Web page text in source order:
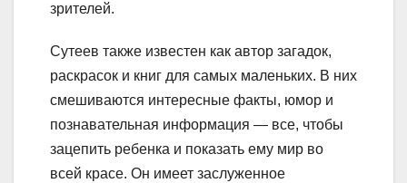
зрителей.
Сутеев также известен как автор загадок,
раскрасок и книг для самых маленьких. В них
смешиваются интересные факты, юмор и
познавательная информация — все, чтобы
зацепить ребенка и показать ему мир во
всей красе. Он имеет заслуженное